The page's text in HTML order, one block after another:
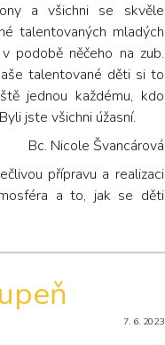
a všichni se skvěle
talentovaných mladých
podobě něčeho na zub.
talentované děti si to
jednou každému, kdo
jste všichni úžasní.
Bc. Nicole Švancárová
přípravu a realizaci
a to, jak se děti
7. 6. 2023